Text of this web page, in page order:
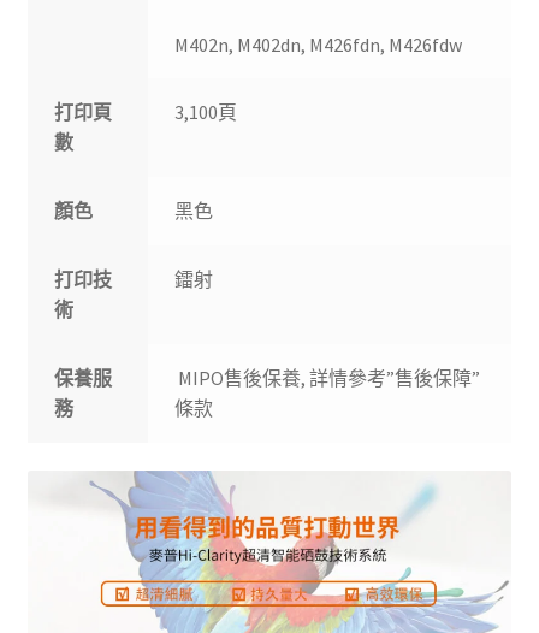
M402n, M402dn, M426fdn, M426fdw
打印頁
數
3,100頁
顏色 黑色
打印技
術
鐳射
保養服
務
MIPO售後保養, 詳情參考”售後保障”
條款